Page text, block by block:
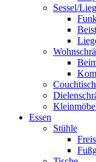
Sessel/
Essen
Stühle